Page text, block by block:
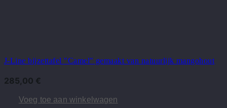
J-Line bijzettafel "Camel" gemaakt van natuurlijk mangohout
285,00 €
Voeg toe aan winkelwagen